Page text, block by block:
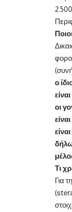
ο
οι
Τι
Για